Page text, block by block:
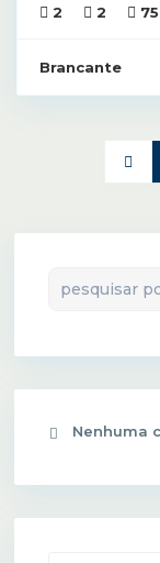
2
2
Brancante
Nenhuma